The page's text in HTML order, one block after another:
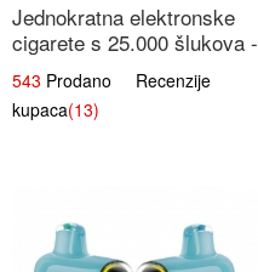
Jednokratna elektronske
cigarete s 25.000 šlukova -
Mango & Ananas |
Egzotična Voćna
Mješavina
543 Prodano Recenzije
kupaca(13)